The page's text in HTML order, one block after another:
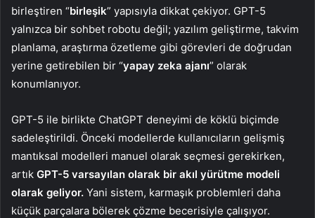
birleştiren “birleşik” yapısıyla dikkat çekiyor. GPT-5
yalnızca bir sohbet robotu değil; yazılım geliştirme, takvim
planlama, araştırma özetleme gibi görevleri de doğrudan
yerine getirebilen bir “yapay zeka ajanı” olarak
konumlanıyor.
GPT-5 ile birlikte ChatGPT deneyimi de köklü biçimde
sadeleştirildi. Önceki modellerde kullanıcıların gelişmiş
mantıksal modelleri manuel olarak seçmesi gerekirken,
artık GPT-5 varsayılan olarak bir akıl yürütme modeli
olarak geliyor. Yani sistem, karmaşık problemleri daha
küçük parçalara bölerek çözme becerisiyle çalışıyor.